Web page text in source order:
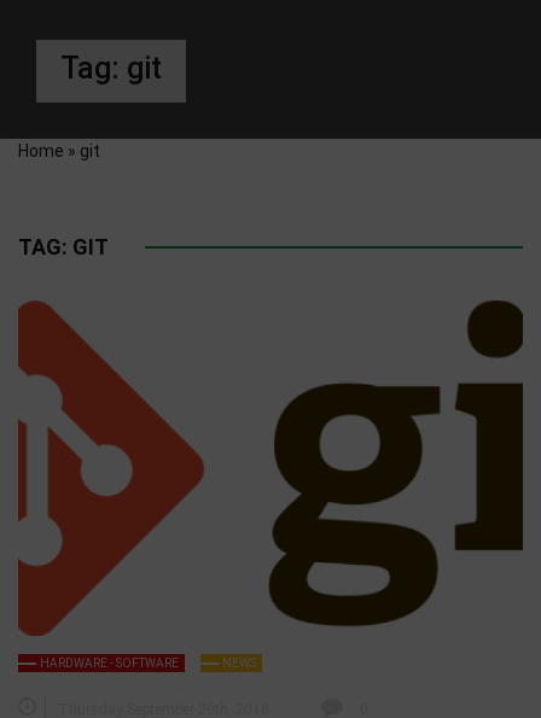
Tag: git
Home » git
TAG: GIT
HARDWARE - SOFTWARE NEWS